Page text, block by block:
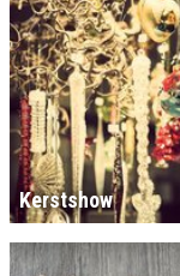
Kerstshow